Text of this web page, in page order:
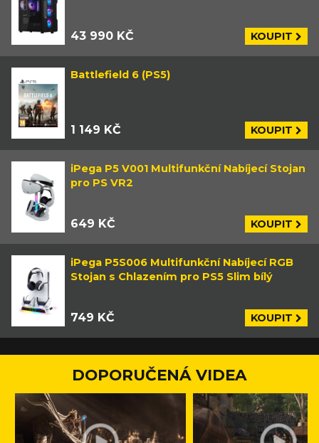
43 990 KČ KOUPIT
Battlefield 6 (PS5)
1 149 KČ KOUPIT
iPega P5 V001 Multifunkční Nabíjecí Stojan
pro PS VR2
649 KČ KOUPIT
iPega P5S006 Multifunkční Nabíjecí RGB
Stojan s Chlazením pro PS5 Slim bílý
749 KČ KOUPIT
DOPORUČENÁ VIDEA